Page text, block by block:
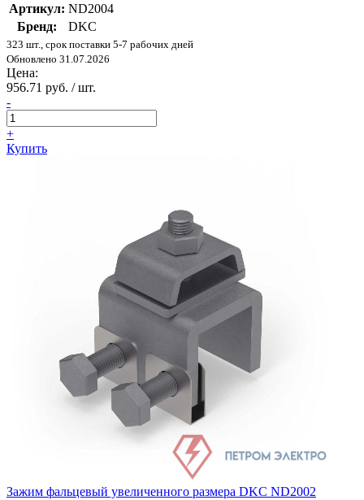
Артикул: ND2004
Бренд:
DKC
323 шт., срок поставки 5-7 рабочих дней
Обновлено 31.07.2026
Цена:
956.71 руб. / шт.
-
+
Купить
Зажим фальцевый увеличенного размера DKC ND2002